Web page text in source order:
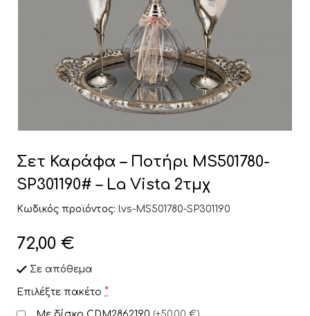
Σετ Καράφα – Ποτήρι MS501780-
SP301190# – La Vista 2τμχ
Κωδικός προϊόντος: lvs-MS501780-SP301190
72,00 €
Σε απόθεμα
Επιλέξτε πακέτο *